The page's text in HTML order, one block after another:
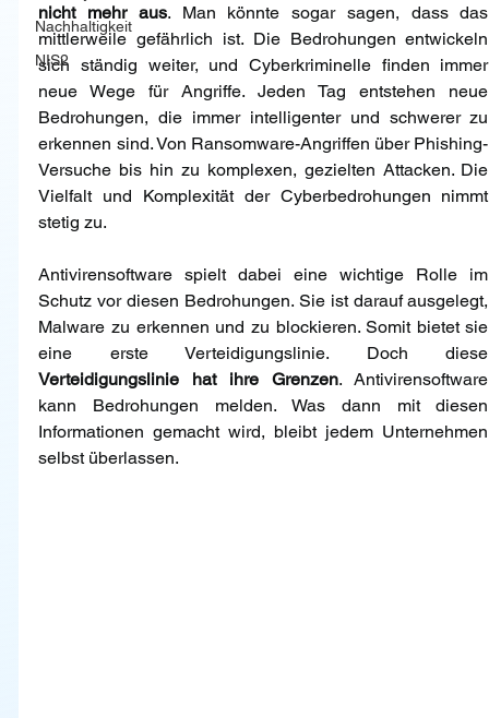
Nachhaltigkeit
NIS2
nicht mehr aus. Man könnte sogar sagen, dass das
mittlerweile gefährlich ist. Die Bedrohungen entwickeln
sich ständig weiter, und Cyberkriminelle finden immer
neue Wege für Angriffe. Jeden Tag entstehen neue
Bedrohungen, die immer intelligenter und schwerer zu
erkennen sind. Von Ransomware-Angriffen über Phishing-
Versuche bis hin zu komplexen, gezielten Attacken. Die
Vielfalt und Komplexität der Cyberbedrohungen nimmt
stetig zu.
Antivirensoftware spielt dabei eine wichtige Rolle im
Schutz vor diesen Bedrohungen. Sie ist darauf ausgelegt,
Malware zu erkennen und zu blockieren. Somit bietet sie
Verteidigungslinie hat ihre Grenzen. Antivirensoftware
kann Bedrohungen melden. Was dann mit diesen
Informationen gemacht wird, bleibt jedem Unternehmen
selbst überlassen.